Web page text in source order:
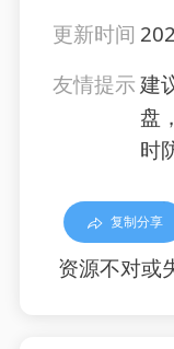
更新时间
友情提示建
盘
时
复制分享
资源不对或